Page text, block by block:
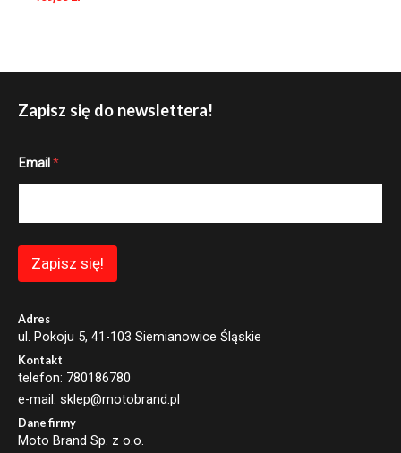
Zapisz się do newslettera!
m
*
i
Email *
Zapisz się!
Adres
ul. Pokoju 5, 41-103 Siemianowice Śląskie
Kontakt
telefon: 780186780
e-mail: sklep@motobrand.pl
Dane firmy
Moto Brand Sp. z o.o.